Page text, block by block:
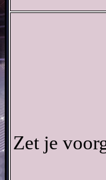
Zet je